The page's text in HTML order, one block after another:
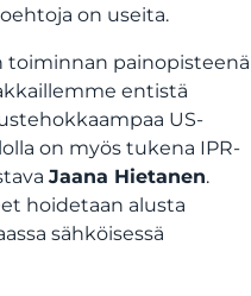
on useita.
toiminnan painopisteenä
entistä
US-
on myös tukena IPR-
Jaana Hietanen.
hoidetaan alusta
sähköisessä